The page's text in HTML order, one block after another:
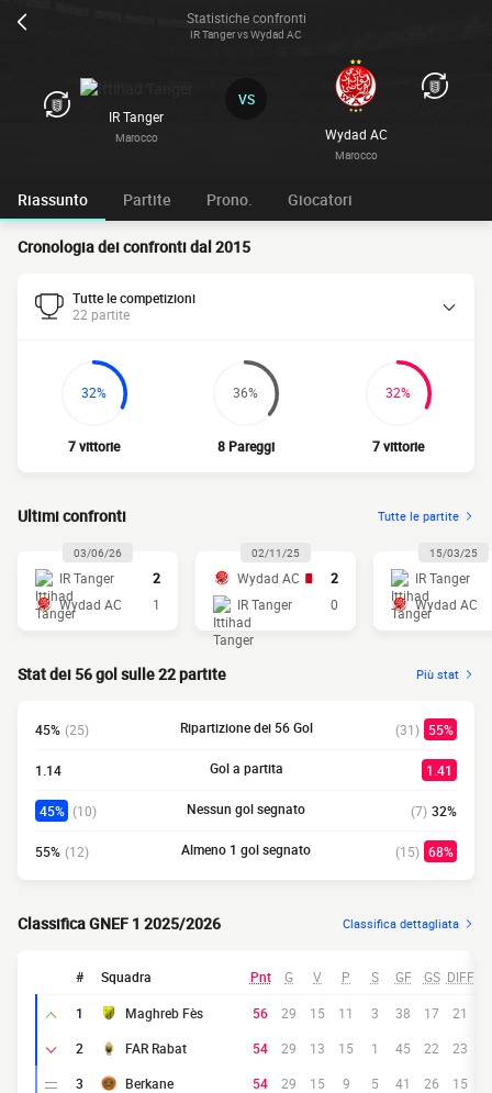
Statistiche confronti
IR Tanger vs Wydad AC
IR Tanger
Marocco Wydad AC
Marocco
VS
Riassunto Partite Prono. Giocatori
Cronologia dei confronti dal 2015
Tutte le competizioni
22 partite
32%
7 vittorie
36%
8 Pareggi
32%
7 vittorie
Ultimi confronti Tutte le partite
03/06/26
IR Tanger
2
Wydad AC
1
02/11/25
Wydad AC
2
IR Tanger
0
15/03/25
IR Tanger
Wydad AC
Stat dei 56 gol sulle 22 partite Più stat
45% (25) Ripartizione dei 56 Gol (31) 55%
1.14 Gol a partita 1.41
45% (10) Nessun gol segnato (7) 32%
55% (12) Almeno 1 gol segnato (15) 68%
Classifica GNEF 1 2025/2026 Classifica dettagliata
# Squadra Pnt G V P S GF GS DIFF
1 Maghreb Fès 56 29 15 11 3 38 17
21
2
FAR Rabat 54 29 13 15 1 45 22
23
3
Berkane 54 29 15 9 5 41 26
15